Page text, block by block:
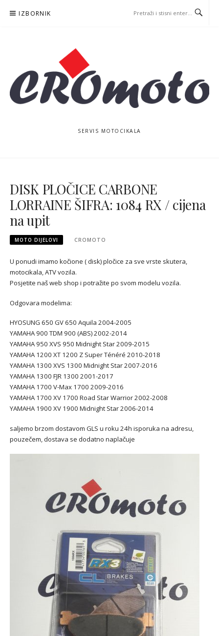
IZBORNIK
SERVIS MOTOCIKALA
DISK PLOČICE CARBONE
LORRAINE ŠIFRA: 1084 RX / cijena
na upit
MOTO DIJELOVI CROMOTO
U ponudi imamo kočione ( disk) pločice za sve vrste skutera,
motocikala, ATV vozila.
Posjetite naš web shop i potražite po svom modelu vozila.
Odgovara modelima:
HYOSUNG 650 GV 650 Aquila 2004-2005
YAMAHA 900 TDM 900 (ABS) 2002-2014
YAMAHA 950 XVS 950 Midnight Star 2009-2015
YAMAHA 1200 XT 1200 Z Super Ténéré 2010-2018
YAMAHA 1300 XVS 1300 Midnight Star 2007-2016
YAMAHA 1300 FJR 1300 2001-2017
YAMAHA 1700 V-Max 1700 2009-2016
YAMAHA 1700 XV 1700 Road Star Warrior 2002-2008
YAMAHA 1900 XV 1900 Midnight Star 2006-2014
saljemo brzom dostavom GLS u roku 24h isporuka na adresu,
pouzečem, dostava se dodatno naplačuje